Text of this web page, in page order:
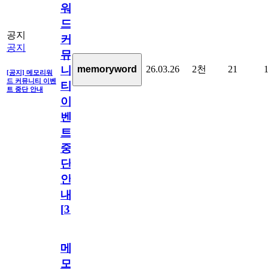
공지
공지
[공지] 메모리워
드 커뮤니티 이벤
트 중단 안내
워
드
커
뮤
니
티
이
벤
트
중
단
안
내
[31
memoryword 26.03.26 2천 21 1
메
모